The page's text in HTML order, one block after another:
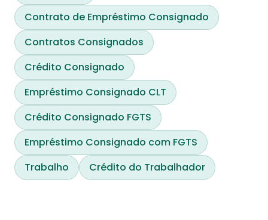
Contrato de Empréstimo Consignado
Contratos Consignados
Crédito Consignado
Empréstimo Consignado CLT
Crédito Consignado FGTS
Empréstimo Consignado com FGTS
Trabalho
Crédito do Trabalhador